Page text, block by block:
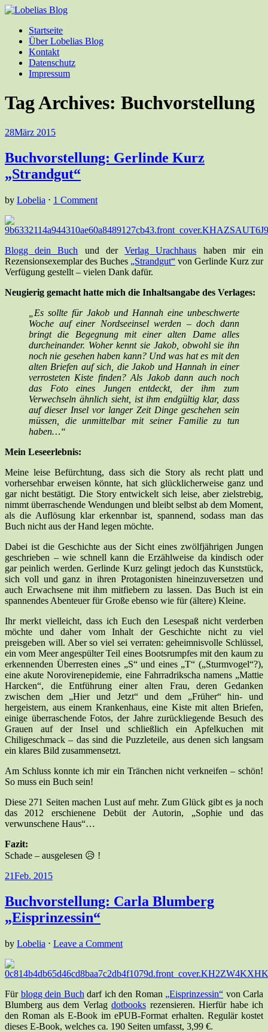
Startseite
Über Lobelias Blog
Kontakt
Datenschutz
Impressum
Tag Archives: Buchvorstellung
28März 2015
Buchvorstellung: Gerlinde Kurz
„Strandgut“
by Lobelia ⋅ 1 Comment
Blogg dein Buch und derVerlag Urachhaus haben mir ein
Rezensionsexemplar des Buches „Strandgut“ von Gerlinde Kurz zur
Verfügung gestellt – vielen Dank dafür.
Neugierig gemacht hatte mich die Inhaltsangabe des Verlages:
„Es sollte für Jakob und Hannah eine unbeschwerte
Woche auf einer Nordseeinsel werden – doch dann
bringt die Begegnung mit einer alten Dame alles
durcheinander. Woher kennt sie Jakob, obwohl sie ihn
noch nie gesehen haben kann? Und was hat es mit den
alten Briefen auf sich, die Jakob und Hannah in einer
verrosteten Kiste finden? Als Jakob dann auch noch
das Foto eines Jungen entdeckt, der ihm zum
Verwechseln ähnlich sieht, ist ihm endgültig klar, dass
auf dieser Insel vor langer Zeit Dinge geschehen sein
müssen, die unmittelbar mit seiner Familie zu tun
haben…“
Mein Leseerlebnis:
Meine leise Befürchtung, dass sich die Story als recht platt und
vorhersehbar erweisen könnte, hat sich glücklicherweise ganz und
gar nicht bestätigt. Die Story entwickelt sich leise, aber zielstrebig,
nimmt überraschende Wendungen und bleibt selbst ab dem Moment,
als die Auflösung klar erkennbar ist, spannend, sodass man das
Buch nicht aus der Hand legen möchte.
Dabei ist die Geschichte aus der Sicht eines zwölfjährigen Jungen
geschrieben – wie schnell kann die Erzählweise da kindisch oder
gar peinlich werden. Gerlinde Kurz gelingt jedoch das Kunststück,
sich voll und ganz in ihren Protagonisten hineinzuversetzen und
auch Erwachsene mit ihm mitfiebern zu lassen. Das Buch ist ein
spannendes Abenteuer für Große ebenso wie für (ältere) Kleine.
Ihr merkt vielleicht, dass ich Euch den Lesespaß nicht verderben
möchte und daher vom Inhalt der Geschichte nicht zu viel
preisgeben will. Aber so viel sei verraten: geheimnisvolle Schlüssel,
ein vom Meer angespülter Teil eines Bootsrumpfes mit den kaum zu
erkennenden Überresten eines „S“ und eines „T“ („Sturmvogel“?),
eine akute Norovirenepidemie, eine Fahrradrikscha namens „Mattie
Harcken“, die Entführung einer alten Frau, deren Gedanken
zwischen dem „Hier und Jetzt“ und dem „Früher“ hin- und
hergeistern, aus einem Krankenhaus, eine Kiste mit alten Briefen,
einige überraschende Fotos, der Jahre zurückliegende Besuch des
Grauen auf der Insel und schließlich ein Apfelkuchen mit
Chiligeschmack – das sind die Puzzleteile, aus denen sich langsam
ein klares Bild zusammensetzt.
Am Schluss konnte ich mir ein Tränchen nicht verkneifen – schön!
So muss ein Buch sein!
Diese 271 Seiten machen Lust auf mehr. Zum Glück gibt es ja noch
das 2012 erschienene Debüt der Autorin, „Sophie und das
verwunschene Haus“…
Fazit:
Schade – ausgelesen 😥 !
21Feb. 2015
Buchvorstellung: Carla Blumberg
„Eisprinzessin“
by Lobelia ⋅ Leave a Comment
Für blogg dein Buch darf ich den Roman „Eisprinzessin“ von Carla
Blumberg aus dem Verlag dotbooks rezensieren. Hierfür habe ich
den Roman als E-Book im ePUB-Format erhalten. Regulär kostet
dieses E-Book, welches ca. 190 Seiten umfasst, 3,99 €.